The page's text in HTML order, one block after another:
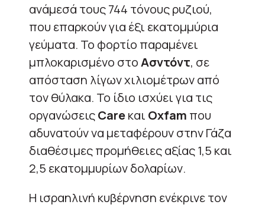
ανάμεσά τους 744 τόνους ρυζιού,
που επαρκούν για έξι εκατομμύρια
γεύματα. Το φορτίο παραμένει
μπλοκαρισμένο στοΑσντόντ, σε
απόσταση λίγων χιλιομέτρων από
τον θύλακα. Το ίδιο ισχύει για τις
οργανώσειςCareκαι Oxfam που
αδυνατούν να μεταφέρουν στην Γάζα
διαθέσιμες προμήθειες αξίας 1,5 και
2,5 εκατομμυρίων δολαρίων.
Η ισραηλινή κυβέρνηση ενέκρινε τον